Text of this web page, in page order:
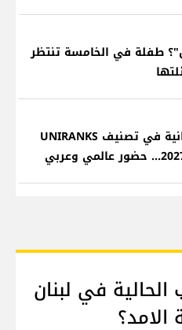
طفلة في الخامسة تنتظر
الجامعات اللبنانية في تصنيف UNIRANKS
في لبنان